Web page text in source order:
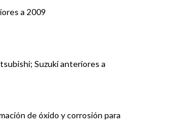
a 2009
Suzuki anteriores a
de óxido y corrosión para